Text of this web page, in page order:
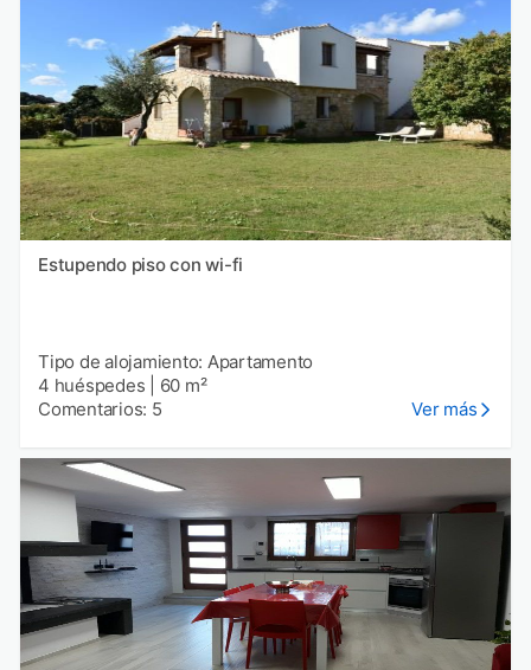
Estupendo piso con wi-fi
Tipo de alojamiento: Apartamento
4 huéspedes
60 m²
Comentarios: 5
Ver más